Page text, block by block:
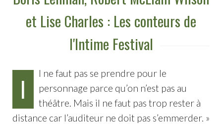
et Lise Charles : Les conteurs de
l'Intime Festival
I
l ne faut pas se prendre pour le
personnage parce qu’on n’est pas au
théâtre. Mais il ne faut pas trop rester à
distance car l’auditeur ne doit pas s’emmerder. »